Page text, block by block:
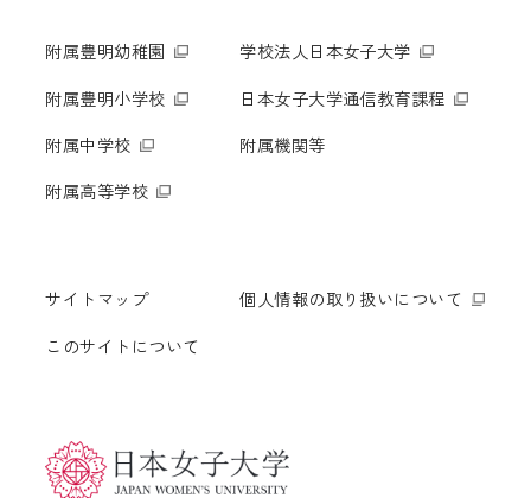
附属豊明幼稚園
附属豊明小学校
附属中学校
附属高等学校
学校法人日本女子大学
日本女子大学通信教育課程
附属機関等
サイトマップ
このサイトについて
個人情報の取り扱いについて